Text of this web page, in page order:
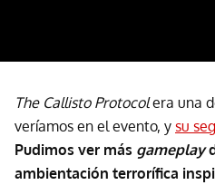
The Callisto Protocolera una
veríamos en el evento, y su
Pudimos ver más gameplay
ambientación terrorífica